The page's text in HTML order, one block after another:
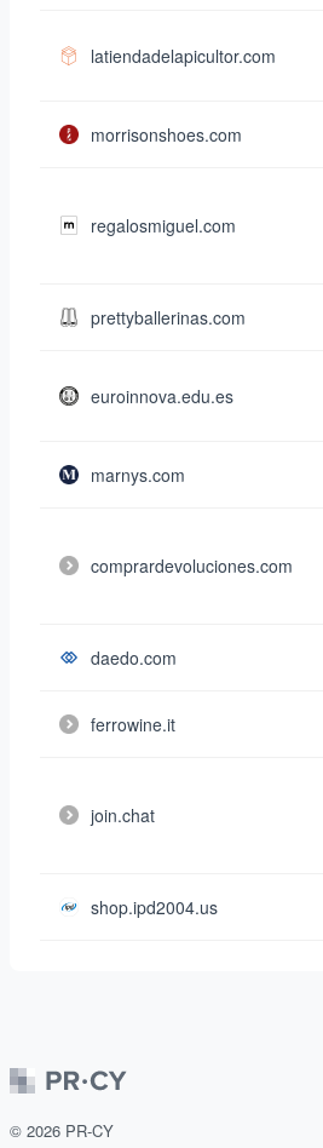
latiendadelapicultor.com
morrisonshoes.com
regalosmiguel.com
prettyballerinas.com
euroinnova.edu.es
marnys.com
comprardevoluciones.com
daedo.com
ferrowine.it
join.chat
shop.ipd2004.us
© 2026 PR-CY